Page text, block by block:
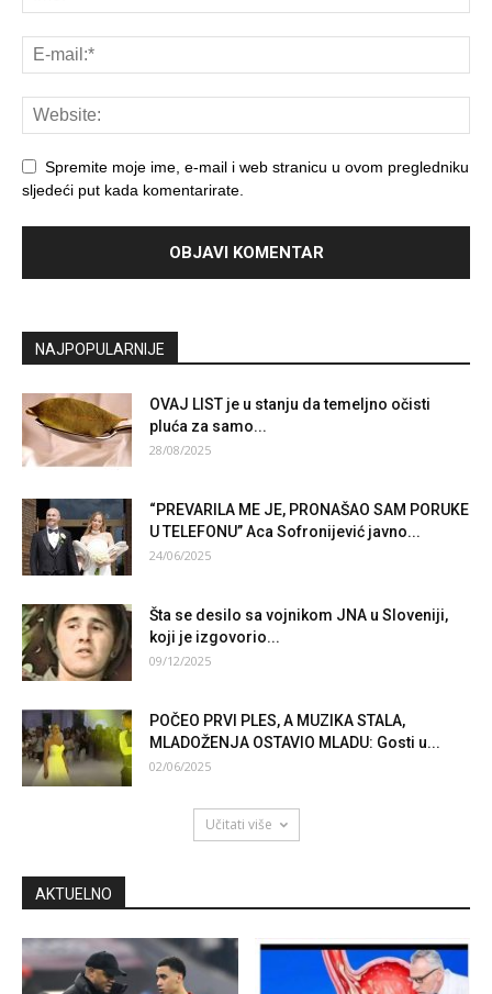
Spremite moje ime, e-mail i web stranicu u ovom pregledniku
sljedeći put kada komentarirate.
NAJPOPULARNIJE
OVAJ LIST je u stanju da temeljno očisti
pluća za samo...
28/08/2025
“PREVARILA ME JE, PRONAŠAO SAM PORUKE
U TELEFONU” Aca Sofronijević javno...
24/06/2025
Šta se desilo sa vojnikom JNA u Sloveniji,
koji je izgovorio...
09/12/2025
POČEO PRVI PLES, A MUZIKA STALA,
MLADOŽENJA OSTAVIO MLADU: Gosti u...
02/06/2025
Učitati više
AKTUELNO